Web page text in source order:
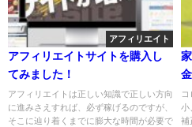
アフィリエイト
アフィリエイトサイトを購入し
てみました！
アフィリエイトは正しい知識で正しい方向
に進みさえすれば、必ず稼げるのですが、
そこに辿り着くまでに膨大な時間が必要で
小
補